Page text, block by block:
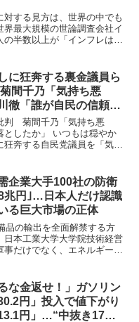
する見方は、世界の中でも
最大規模の世論調査会社イ
半数以上が「インフレは通
に狂奔する裏金議員ら
間千乃「気持ち悪
徹「誰が自民の信頼を
たか」
判 菊間千乃「気持ち悪
としたか」 いつもは穏やか
奔する自民党議員を「気持
企業大手100社の防衛
兆円｣…日本人だけ認識
る巨大市場の正体
品の輸出を全面解禁する方
本工業大学大学院技術経営
だけでなく、エネルギー、
な金返せ！」ガソリン
円」投入で値下がり
円」…“中抜き17